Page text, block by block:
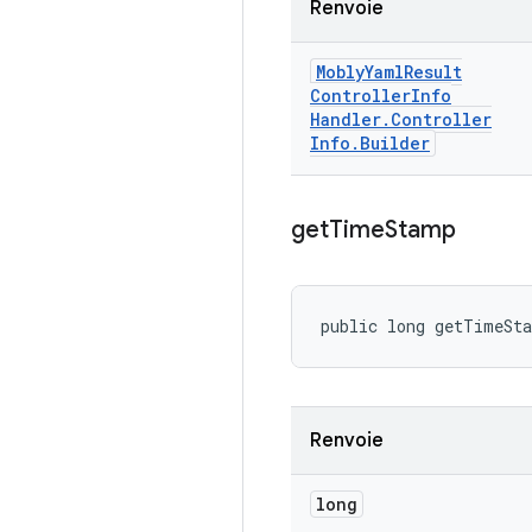
Renvoie
MoblyYamlResult
ControllerInfo
Handler. Controller
Info . Builder
getTimeStamp
public long
Renvoie
long